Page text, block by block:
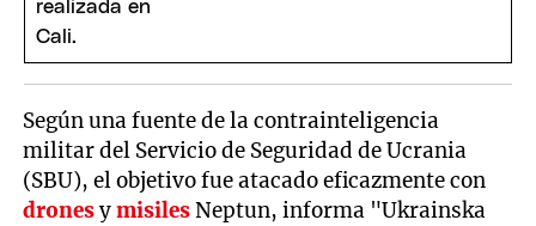
Según una fuente de la contrainteligencia
militar del Servicio de Seguridad de Ucrania
(SBU), el objetivo fue atacado eficazmente con
dronesymisilesNeptun, informa "Ukrainska